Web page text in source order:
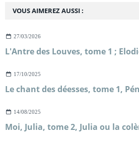
VOUS AIMEREZ AUSSI :
27/03/2026
L'Antre des Louves, tome 1 ;
17/10/2025
14/08/2025